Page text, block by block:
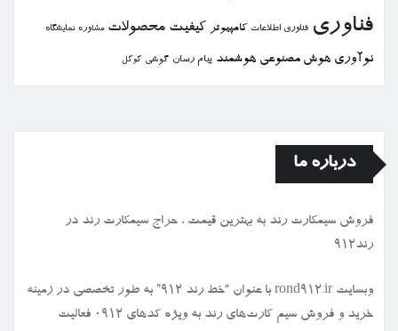
فناوری فناوری اطلاعات كامپیوتر كیفیت محصولات مشاوره نمایشگاه
نوآوری هوش مصنوعی هوشمند پیام رسان گوشی گوگل
درباره ما
فروش سیمكارت رند به بهترین قیمت ، حراج سیمكارت رند در
رند912
وبسایت rond912.ir با عنوان “خط رند ۹۱۲” به طور تخصصی در زمینه
خرید و فروش سیم کارت‌های رند به ویژه کدهای ۰۹۱۲ فعالیت